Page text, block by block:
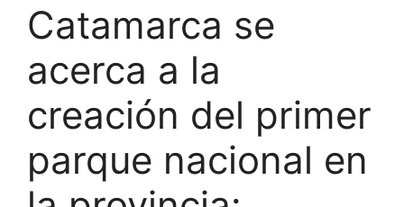
Catamarca se
acerca a la
creación del primer
parque nacional en